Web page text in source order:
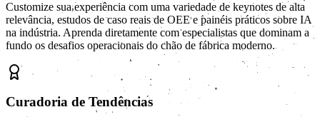
Customize sua experiência com uma variedade de keynotes de alta
relevância, estudos de caso reais de OEE e painéis práticos sobre IA
na indústria. Aprenda diretamente com especialistas que dominam a
fundo os desafios operacionais do chão de fábrica moderno.
Curadoria de Tendências